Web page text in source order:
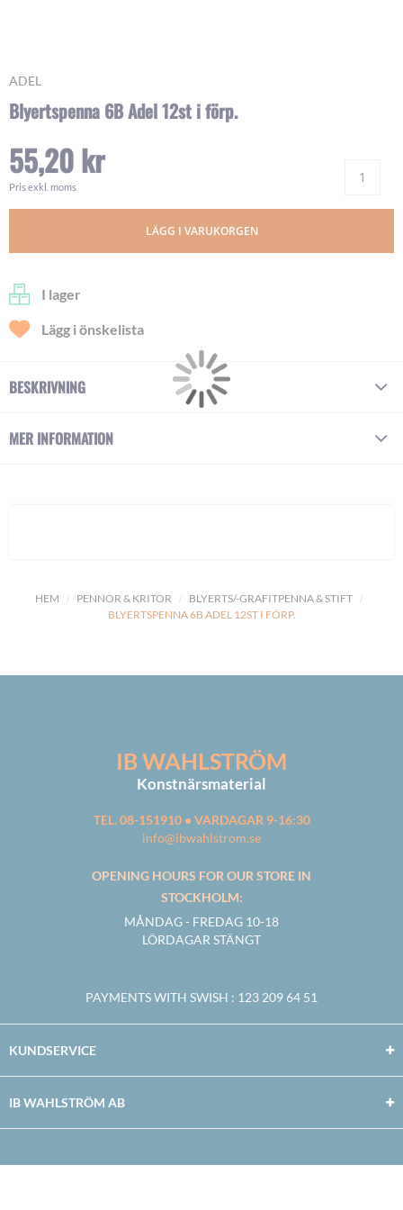
HEM PENNOR & KRITOR
BLYERTS/-GRAFITPENNA & STIFT
BLYERTSPENNA 6B ADEL 12ST I FÖRP.
ADEL
Blyertspenna 6B Adel 12st i förp.
55,20 kr
Pris exkl. moms
LÄGG I VARUKORGEN
I lager
Lägg i önskelista
Skip
the
of
the
images
BESKRIVNING
MER INFORMATION
IB WAHLSTRÖM
Konstnärsmaterial
TEL. 08-151910 • VARDAGAR 9-16:30
info@ibwahlstrom.se
OPENING HOURS FOR OUR STORE IN
STOCKHOLM:
MÅNDAG - FREDAG 10-18
LÖRDAGAR STÄNGT
PAYMENTS WITH SWISH : 123 209 64 51
KUNDSERVICE
IB WAHLSTRÖM AB
Facebook
TwitterYoutubeInstagram